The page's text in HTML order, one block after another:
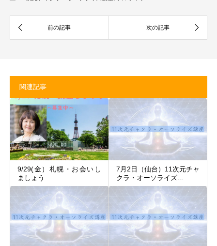
関連記事
9/29(金）札幌・お会いし
ましょう
7月2日（仙台）11次元チャ
クラ・オーソライズ...